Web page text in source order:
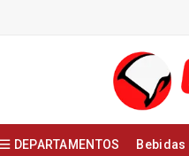
DEPARTAMENTOS Bebidas